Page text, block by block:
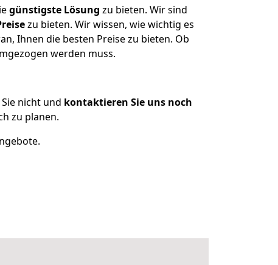
günstigste Lösung zu bieten. Wir sind
zu bieten. Wir wissen, wie wichtig es
Ihnen die besten Preise zu bieten. Ob
werden muss.
nicht und kontaktieren Sie uns noch
zu planen.